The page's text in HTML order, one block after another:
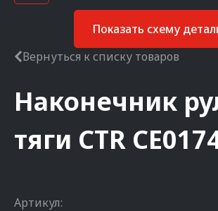
Показать схему
Вернуться к списку товаров
Наконечник
тяги CTR
Артикул: